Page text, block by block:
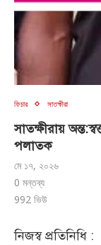
ফিচার সাতক্ষীরা
সাতক্ষীরায়
পলাতক
মে ১৭, ২০২৬
0 মন্তব্য
992 ভিউ
নিজস্ব প্রতিনিধি :